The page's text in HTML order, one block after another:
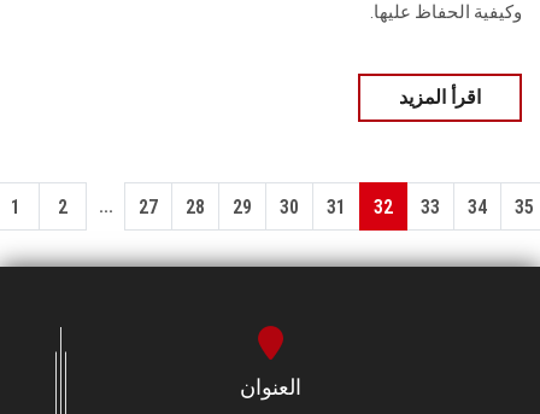
وكيفية الحفاظ عليها.
اقرأ المزيد
1 2 ... 27 28 29 30 31 32 33 34 35
العنوان